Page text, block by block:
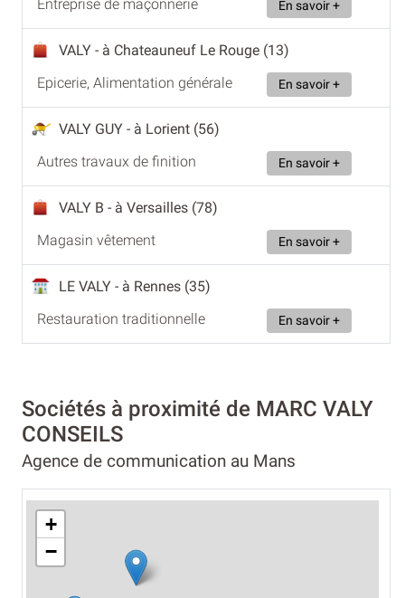
Entreprise de maçonnerie
En savoir +
VALY - à Chateauneuf Le Rouge (13)
Epicerie, Alimentation générale
En savoir +
VALY GUY - à Lorient (56)
Autres travaux de finition
En savoir +
VALY B - à Versailles (78)
Magasin vêtement
En savoir +
LE VALY - à Rennes (35)
Restauration traditionnelle
En savoir +
Sociétés à proximité de MARC VALY
CONSEILS
Agence de communication au Mans
+
−